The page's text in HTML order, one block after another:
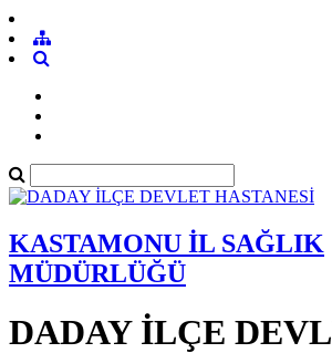
KASTAMONU İL SAĞLIK
MÜDÜRLÜĞÜ
DADAY İLÇE